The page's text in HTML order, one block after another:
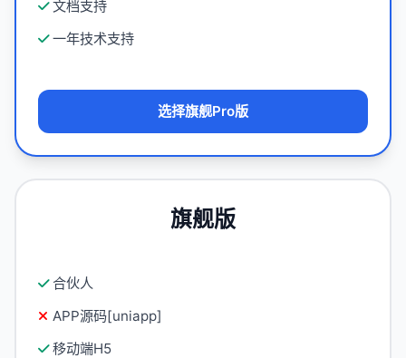
文档支持
一年技术支持
选择旗舰Pro版
旗舰版
合伙人
APP源码[uniapp]
移动端H5